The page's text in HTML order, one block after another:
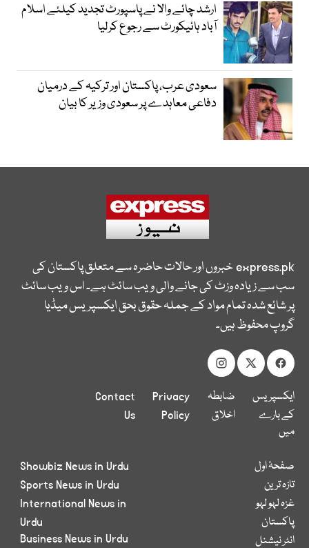
ارشد چائے والا نے پاسپورٹ تجدید کیلئے اسلام
آباد ہائیکورٹ سے رجوع کرلیا
سعودی عرب، پاکستان اور ترکیہ کے درمیان
دفاعی معاہدے پر سعودی وزیر کا بیان
express.pkخبروں اور حالات حاضرہ سے متعلق پاکستان کی
سب سے زیادہ وزٹ کی جانے والی ویب سائٹ ہے۔ اس ویب سائٹ
پر شائع شدہ تمام مواد کے جملہ حقوق بحق ایکسپریس میڈیا
گروپ محفوظ ہیں۔
ایکسپریس
کے بارے
میں
ضابطہ
اخلاق
Privacy
Policy
Contact
Us
صفحۂ اول
تازہ ترین
غزہ لہو لہو
پاکستان
انٹر نیشنل
Showbiz News in Urdu
Sports News in Urdu
International News in
Urdu
Business News in Urdu